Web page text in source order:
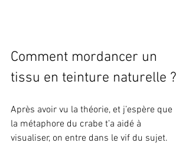
Comment mordancer un
tissu en teinture naturelle ?
Après avoir vu la théorie, et j’espère que
la métaphore du crabe t’a aidé à
visualiser, on entre dans le vif du sujet.